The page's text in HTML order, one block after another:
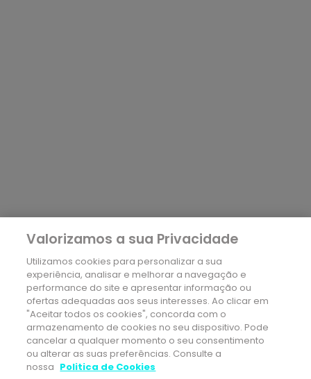
Valorizamos a sua Privacidade
Utilizamos cookies para personalizar a sua
experiência, analisar e melhorar a navegação e
performance do site e apresentar informação ou
ofertas adequadas aos seus interesses. Ao clicar em
"Aceitar todos os cookies", concorda com o
armazenamento de cookies no seu dispositivo. Pode
cancelar a qualquer momento o seu consentimento
ou alterar as suas preferências. Consulte a
nossa Politica de Cookies